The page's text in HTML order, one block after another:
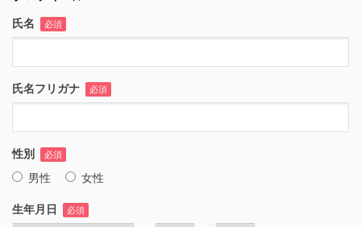
氏名 必須
氏名フリガナ 必須
性別 必須
男性
女性
生年月日
必須